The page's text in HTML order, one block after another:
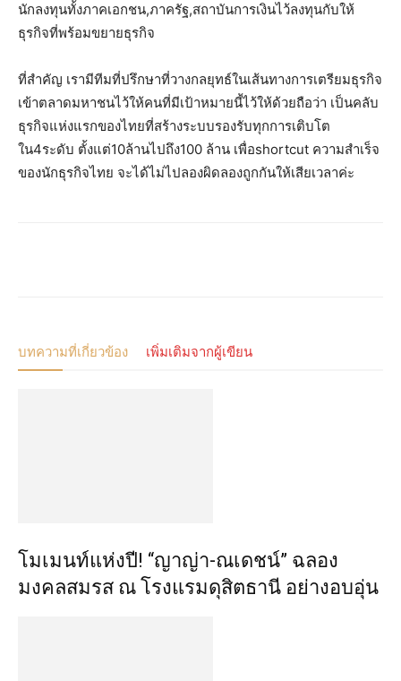
นักลงทุนทั้งภาคเอกชน,ภาครัฐ,สถาบันการเงินไว้ลงทุนกับให้
ธุรกิจที่พร้อมขยายธุรกิจ
ที่สำคัญ เรามีทีมที่ปรึกษาที่วางกลยุทธ์ในเส้นทางการเตรียมธุรกิจ
เข้าตลาดมหาชนไว้ให้คนที่มีเป้าหมายนี้ไว้ให้ด้วยถือว่า เป็นคลับ
ธุรกิจแห่งแรกของไทยที่สร้างระบบรองรับทุกการเติบโต
ใน4ระดับ ตั้งแต่10ล้านไปถึง100 ล้าน เพื่อshortcut ความสำเร็จ
ของนักธุรกิจไทย จะได้ไม่ไปลองผิดลองถูกกันให้เสียเวลาค่ะ
บทความที่เกี่ยวข้อง เพิ่มเติมจากผู้เขียน
โมเมนท์แห่งปี! “ญาญ่า-ณเดชน์” ฉลอง
มงคลสมรส ณ โรงแรมดุสิตธานี อย่างอบอุ่น